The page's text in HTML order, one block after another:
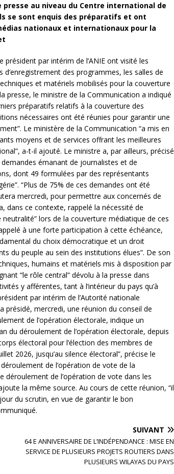
au niveau du Centre international de
se sont enquis des préparatifs et ont
nationaux et internationaux pour la
par intérim de l’ANIE ont visité les
des programmes, les salles de
et matériels mobilisés pour la couverture
presse, le ministre de la Communication a indiqué
préparatifs relatifs à la couverture des
nécessaires ont été réunies pour garantir une
Le ministère de la Communication “a mis en
moyens et de services offrant les meilleures
a-t-il ajouté. Le ministre a, par ailleurs, précisé
émanant de journalistes et de
dont 49 formulées par des représentants
“Plus de 75% de ces demandes ont été
mercredi, pour permettre aux concernés de
dans ce contexte, rappelé la nécessité de
lors de la couverture médiatique de ces
à une forte participation à cette échéance,
du choix démocratique et un droit
du peuple au sein des institutions élues”. De son
humains et matériels mis à disposition par
“le rôle central” dévolu à la presse dans
y afférentes, tant à l’intérieur du pays qu’à
par intérim de l’Autorité nationale
présidé, mercredi, une réunion du conseil de
de l’opération électorale, indique un
du déroulement de l’opération électorale, depuis
électoral pour l’élection des membres de
2026, jusqu’au silence électoral”, précise le
de l’opération de vote de la
déroulement de l’opération de vote dans les
la même source. Au cours de cette réunion, “il
du scrutin, en vue de garantir le bon
SUIVANT
64 E ANNIVERSAIRE DE L’INDÉPENDANCE : MISE EN
SERVICE DE PLUSIEURS PROJETS ROUTIERS DANS
PLUSIEURS WILAYAS DU PAYS